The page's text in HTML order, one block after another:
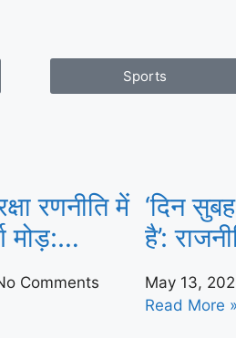
Sports
रणनीति में
मोड़:
के लिए
सम्मेलन का
Comments
‘दिन
है’:
बढ़ती
बीच
May 13,
Read More »